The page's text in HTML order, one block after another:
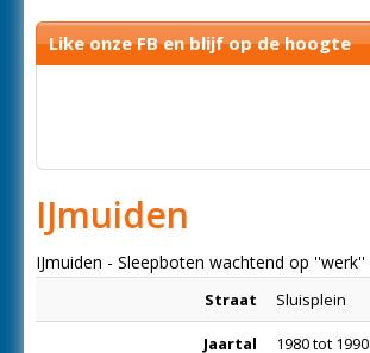
Like onze FB en blijf op de hoogte
IJmuiden
IJmuiden - Sleepboten wachtend op ''werk''
Straat Sluisplein
Jaartal 1980 tot 1990